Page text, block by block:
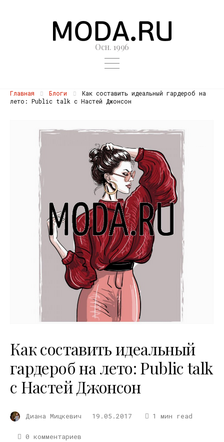
Осн. 1996
Главная Блоги
Как составить идеальный гардероб на
лето: Public talk с Настей Джонсон
Как составить идеальный
гардероб на лето: Public talk
с Настей Джонсон
Диана Мицкевич 19.05.2017 1 мин read
0 комментариев